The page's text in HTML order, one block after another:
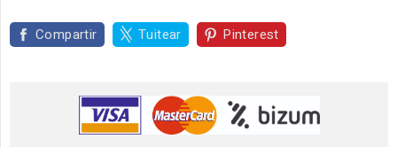
Compartir Tuitear Pinterest